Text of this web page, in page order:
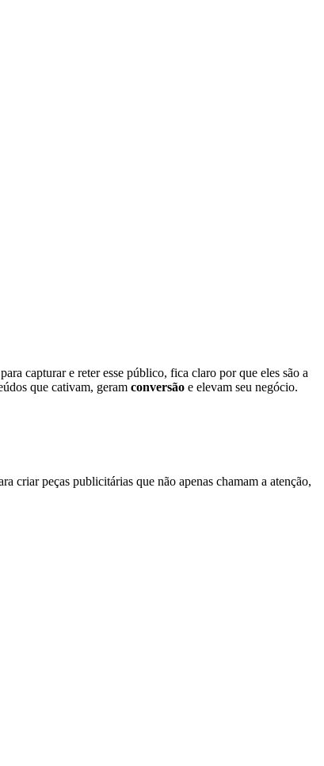
capturar e reter esse público, fica claro por que eles são a
que cativam, geram conversão e elevam seu negócio.
criar peças publicitárias que não apenas chamam a atenção,